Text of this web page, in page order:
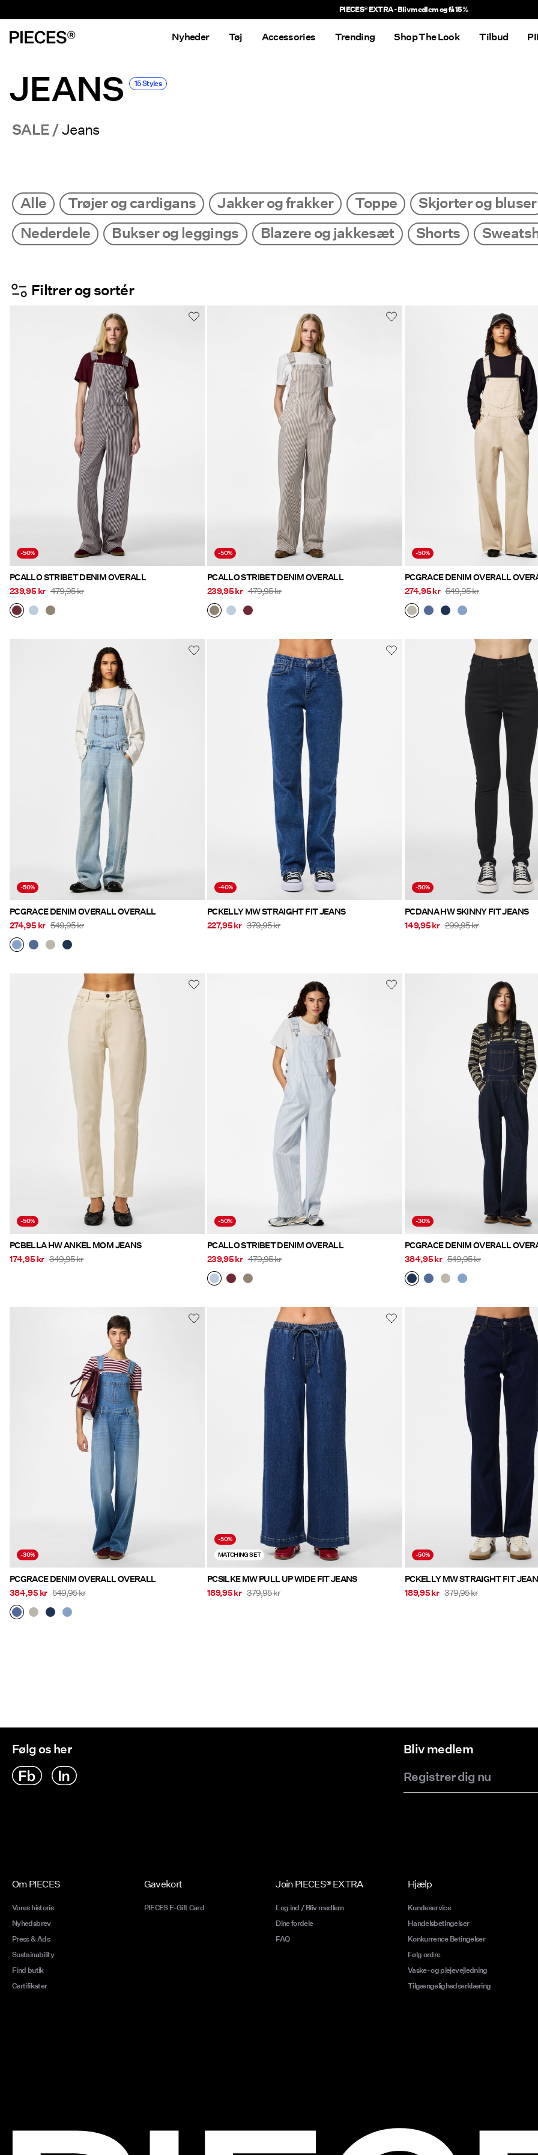
PIECES® EXTRA - Bliv medlem og få 15%
Nyheder Tøj Accessories Trending Shop The Look Tilbud
JEANS 15 Styles
SALE Jeans
Alle Trøjer og cardigans Jakker og frakker Toppe
Skjorter og bluser
Nederdele
Bukser og leggings Blazere og jakkesæt Shorts
Filtrer og sortér
-50%
PCALLO STRIBET DENIM OVERALL
239,95 kr 479,95 kr
-50%
PCALLO STRIBET DENIM OVERALL
239,95 kr 479,95 kr
-50%
PCGRACE DENIM
274,95 kr 549,95 kr
-50%
PCGRACE DENIM OVERALL OVERALL
274,95 kr 549,95 kr
-40%
PCKELLY MW STRAIGHT FIT JEANS
227,95 kr 379,95 kr
-50%
PCDANA HW SKINNY FIT JEANS
149,95 kr 299,95 kr
-50%
PCBELLA HW ANKEL MOM JEANS
174,95 kr 349,95 kr
-50%
PCALLO STRIBET DENIM OVERALL
239,95 kr 479,95 kr
-30%
PCGRACE DENIM
384,95 kr 549,95 kr
-30%
PCGRACE DENIM OVERALL OVERALL
384,95 kr 549,95 kr
-50%
MATCHING SET
PCSILKE MW PULL UP WIDE FIT JEANS
189,95 kr 379,95 kr
-50%
PCKELLY MW STRAIGHT FIT
189,95 kr 379,95 kr
Følg os her
Bliv medlem
Registrer dig nu
Om PIECES
Vores historie
Nyhedsbrev
Press & Ads
Sustainability
Find butik
Certifikater
Gavekort
PIECES E-Gift Card
Join PIECES® EXTRA
Log ind / Bliv medlem
Dine fordele
FAQ
Hjælp
Kundeservice
Handelsbetingelser
Konkurrence Betingelser
Følg ordre
Vaske- og plejevejledning
Tilgængelighedserklæring